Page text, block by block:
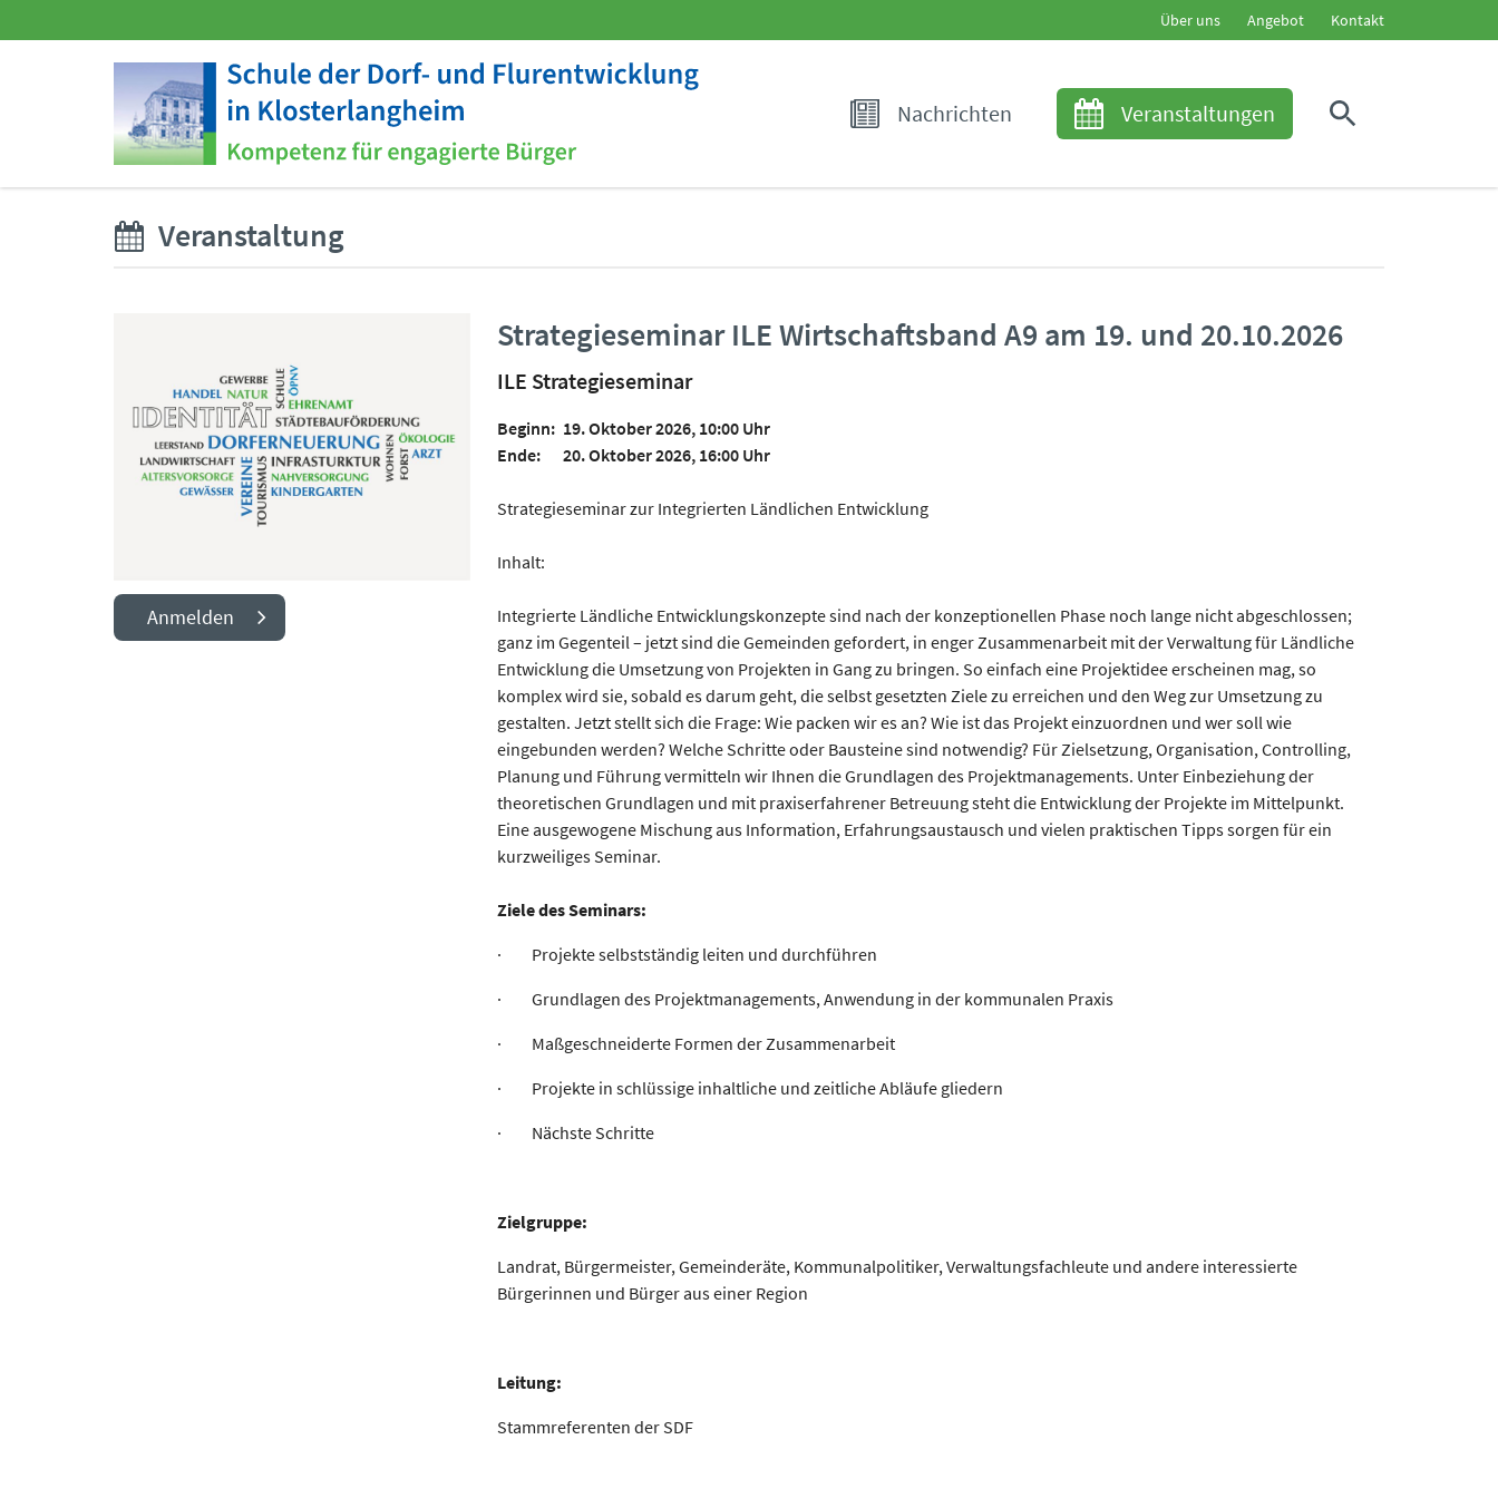
Über uns Angebot Kontakt
Nachrichten Veranstaltungen
Veranstaltung
Anmelden
Strategieseminar ILE Wirtschaftsband A9 am 19. und 20.10.2026
ILE Strategieseminar
Beginn: 19. Oktober 2026, 10:00 Uhr
Ende:
20. Oktober 2026, 16:00 Uhr
Strategieseminar zur Integrierten Ländlichen Entwicklung
Inhalt:
Integrierte Ländliche Entwicklungskonzepte sind nach der konzeptionellen Phase noch lange nicht abgeschlossen;
ganz im Gegenteil – jetzt sind die Gemeinden gefordert, in enger Zusammenarbeit mit der Verwaltung für Ländliche
Entwicklung die Umsetzung von Projekten in Gang zu bringen. So einfach eine Projektidee erscheinen mag, so
komplex wird sie, sobald es darum geht, die selbst gesetzten Ziele zu erreichen und den Weg zur Umsetzung zu
gestalten. Jetzt stellt sich die Frage: Wie packen wir es an? Wie ist das Projekt einzuordnen und wer soll wie
eingebunden werden? Welche Schritte oder Bausteine sind notwendig? Für Zielsetzung, Organisation, Controlling,
Planung und Führung vermitteln wir Ihnen die Grundlagen des Projektmanagements. Unter Einbeziehung der
theoretischen Grundlagen und mit praxiserfahrener Betreuung steht die Entwicklung der Projekte im Mittelpunkt.
Eine ausgewogene Mischung aus Information, Erfahrungsaustausch und vielen praktischen Tipps sorgen für ein
kurzweiliges Seminar.
Ziele des Seminars:
· Projekte selbstständig leiten und durchführen
· Grundlagen des Projektmanagements, Anwendung in der kommunalen Praxis
· Maßgeschneiderte Formen der Zusammenarbeit
· Projekte in schlüssige inhaltliche und zeitliche Abläufe gliedern
· Nächste Schritte
Zielgruppe:
Landrat, Bürgermeister, Gemeinderäte, Kommunalpolitiker, Verwaltungsfachleute und andere interessierte
Bürgerinnen und Bürger aus einer Region
Leitung:
Stammreferenten der SDF